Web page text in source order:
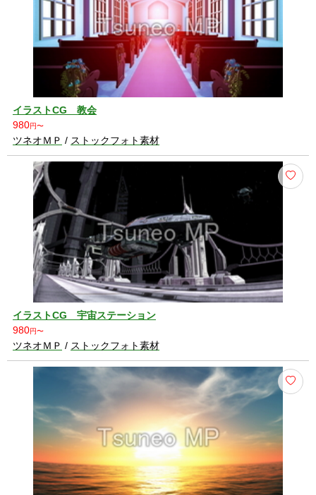
イラストCG 教会
980円〜
ツネオＭＰ / ストックフォト素材
イラストCG 宇宙ステーション
980円〜
ツネオＭＰ / ストックフォト素材